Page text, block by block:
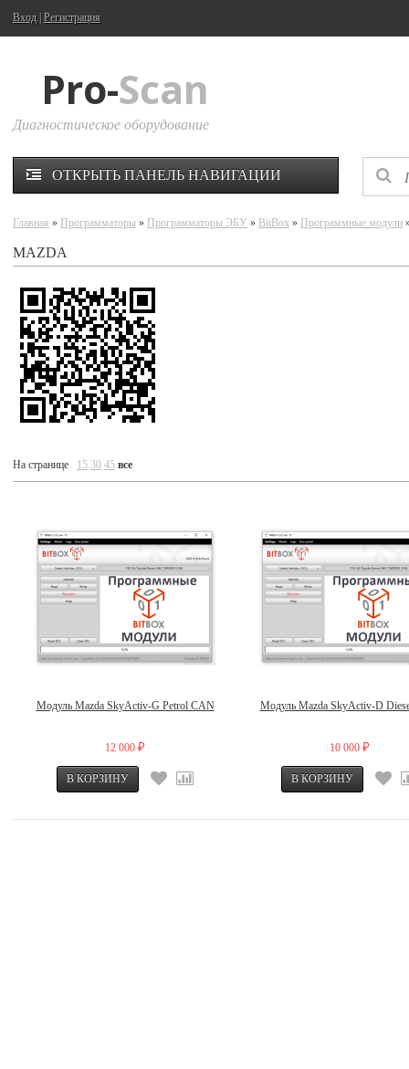
Вход Регистрация
Pro-Scan
Диагностическое оборудование
ОТКРЫТЬ ПАНЕЛЬ НАВИГАЦИИ
Главная » Программаторы » Программаторы ЭБУ » BitBox » Программные модули
MAZDA
На странице 15 30 45 все
Модуль Mazda SkyActiv-G Petrol CAN
12 000 ₽
Модуль Mazda SkyActiv-D
10 000 ₽